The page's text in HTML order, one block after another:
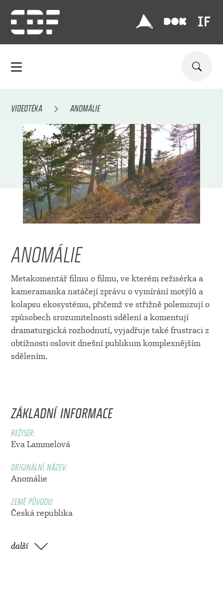
VIDEOTÉKA ANOMÁLIE
ANOMÁLIE
Metakomentář filmu o filmu, ve kterém režisérka a
kameramanka natáčejí zprávu o vymírání motýlů a
kolapsu ekosystému, přičemž ve střižně polemizují o
způsobech srozumitelnosti sdělení a komentují
dramaturgická rozhodnutí, vyjadřuje také frustraci z
obtížnosti oslovit dnešní publikum komplexnějším
sdělením.
ZÁKLADNÍ INFORMACE
REŽISÉR:
Eva Lammelová
ORIGINÁLNÍ NÁZEV:
Anomálie
ZEMĚ PŮVODU:
Česká republika
další